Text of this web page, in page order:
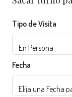
Tipo de Visita
Fecha